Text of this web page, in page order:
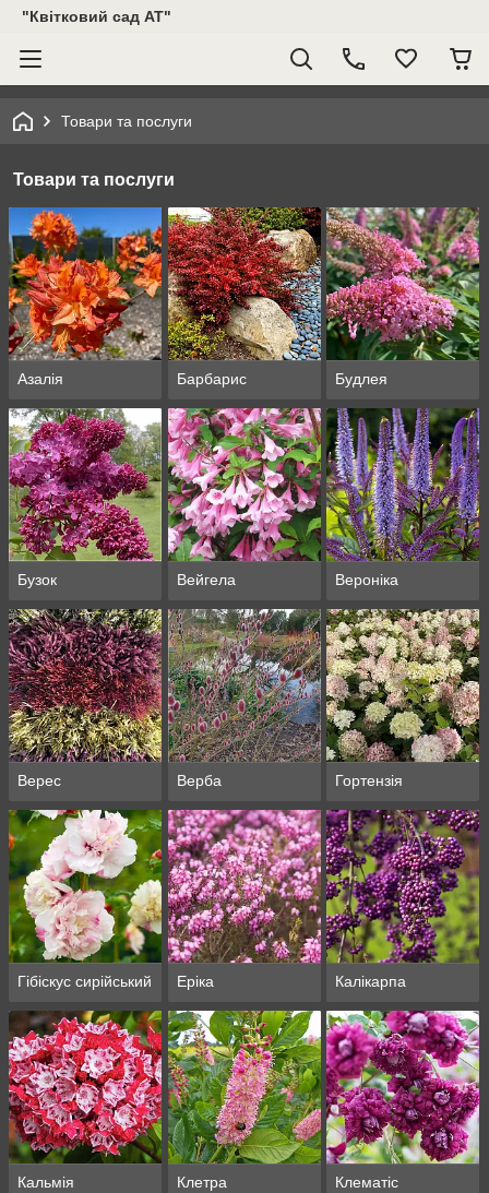
"Квітковий сад АТ"
Товари та послуги
Товари та послуги
Азалія Барбарис Будлея
Бузок Вейгела Вероніка
Верес Верба Гортензія
Гібіскус сирійський Еріка Калікарпа
Кальмія Клетра Клематіс